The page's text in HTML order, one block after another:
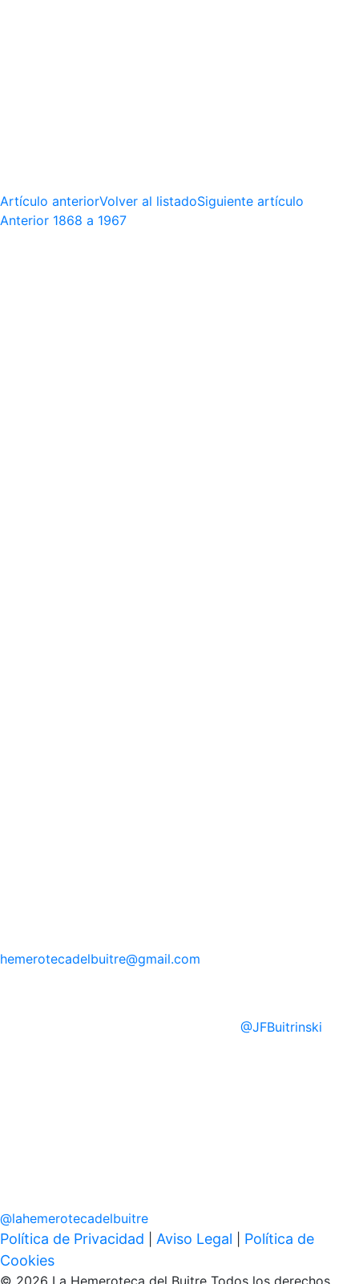
Artículo anteriorVolver al listadoSiguiente artículo
Anterior 1868 a 1967
hemerotecadelbuitre@gmail.com
@JFBuitrinski
@lahemerotecadelbuitre
Política de Privacidad Aviso Legal
Política de
Cookies
© 2026 La Hemeroteca del Buitre Todos los derechos